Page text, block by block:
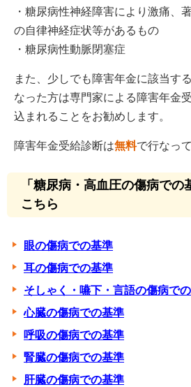
・糖尿病性神経障害により激痛、
の自律神経症状等があるもの
・糖尿病性動脈閉塞症
また、少しでも障害年金に該当す
なった方は専門家による障害年金
込まれることをお勧めします。
障害年金受給診断は無料で行なっ
「糖尿病・高血圧の傷病で
こちら
眼の傷病での基準
耳の傷病での基準
そしゃく・嚥下・言語の傷病で
心臓の傷病での基準
呼吸の傷病での基準
腎臓の傷病での基準
肝臓の傷病での基準